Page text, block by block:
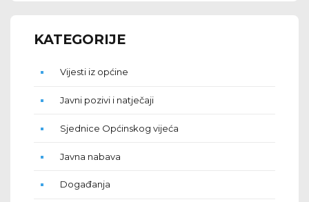
KATEGORIJE
Vijesti iz općine
Javni pozivi i natječaji
Sjednice Općinskog vijeća
Javna nabava
Događanja